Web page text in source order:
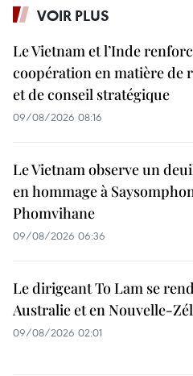
VOIR PLUS
Le Vietnam et l’Inde
coopération en matière de
et de conseil stratégique
09/08/2026 08:16
Le Vietnam observe un
en hommage à
Phomvihane
09/08/2026 06:36
Le dirigeant To Lam se
Australie et en Nouvelle-
09/08/2026 02:01